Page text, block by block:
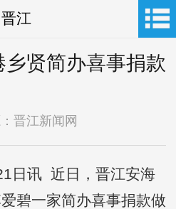
晋江
贤简办喜事捐款
晋江新闻网
讯 近日，晋江安海
碧一家简办喜事捐款做